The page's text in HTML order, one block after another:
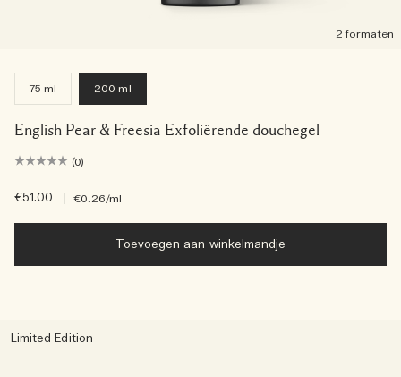
2 formaten
75 ml 200 ml
English Pear & Freesia Exfoliërende douchegel
(0)
€51.00 €0.26/ml
Toevoegen aan winkelmandje
Limited Edition